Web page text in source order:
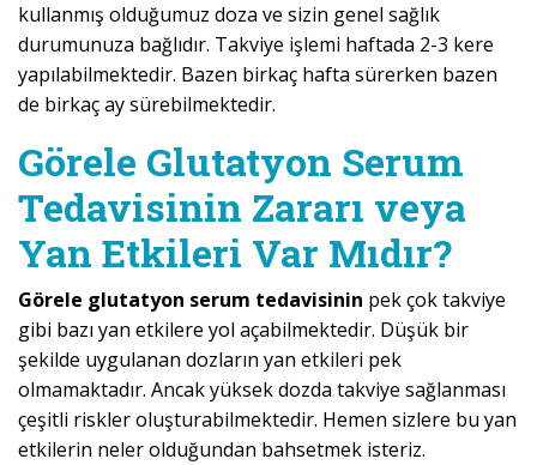
kullanmış olduğumuz doza ve sizin genel sağlık
durumunuza bağlıdır. Takviye işlemi haftada 2-3 kere
yapılabilmektedir. Bazen birkaç hafta sürerken bazen
de birkaç ay sürebilmektedir.
Görele Glutatyon Serum
Tedavisinin Zararı veya
Yan Etkileri Var Mıdır?
Görele glutatyon serum tedavisinin pek çok takviye
gibi bazı yan etkilere yol açabilmektedir. Düşük bir
şekilde uygulanan dozların yan etkileri pek
olmamaktadır. Ancak yüksek dozda takviye sağlanması
çeşitli riskler oluşturabilmektedir. Hemen sizlere bu yan
etkilerin neler olduğundan bahsetmek isteriz.